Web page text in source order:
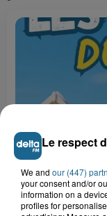
Grand jeu de
Le respect
We and our (447)
your consent and/or
information on a
profiles for